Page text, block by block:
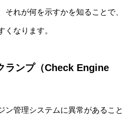
それが何を示すかを知ることで、
くなります。
ランプ（Check Engine
ン管理システムに異常があること